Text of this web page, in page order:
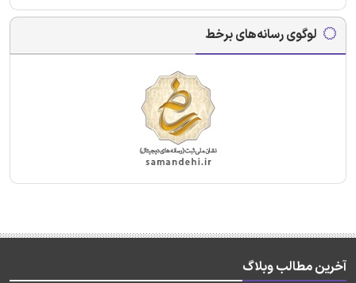
لوگوی رسانه‌های برخط
آخرین مطالب وبلاگ